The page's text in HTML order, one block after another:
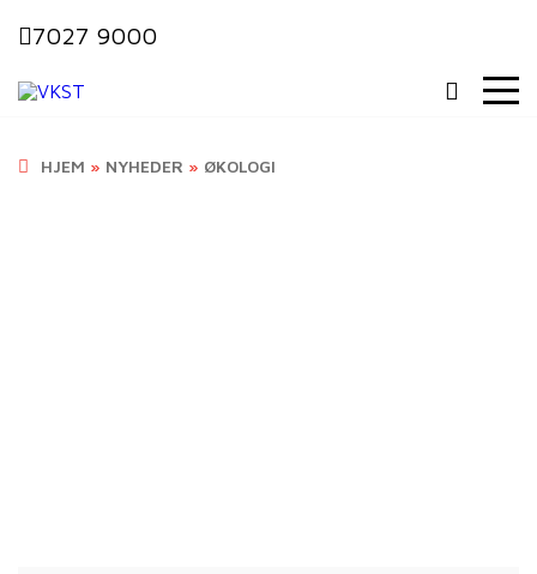
7027 9000
HJEM » NYHEDER » ØKOLOGI